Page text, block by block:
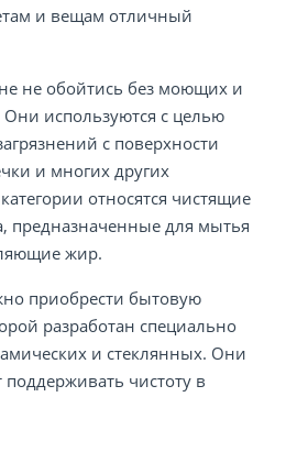
и вещам отличный
не обойтись без моющих и
Они используются с целью
с поверхности
и многих других
относятся чистящие
предназначенные для мытья
жир.
приобрести бытовую
разработан специально
и стеклянных. Они
чистоту в